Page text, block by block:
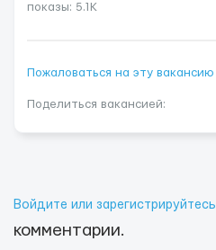
показы: 5.1K
Пожаловаться на эту вакансию
Поделиться вакансией:
Войдите или зарегистрируйтесь
комментарии.